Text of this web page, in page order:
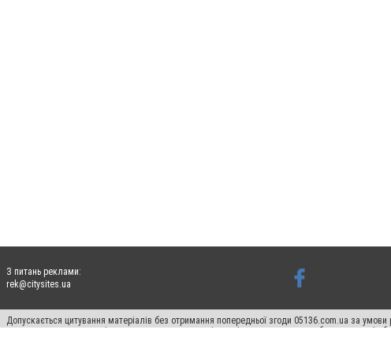
З питань реклами:
rek@citysites.ua
Допускається цитування матеріалів без отримання попередньої згоди 05136.com.ua за
для пошукових систем гіперпосилання на цитовані статті не нижче другого абзацу в тексті